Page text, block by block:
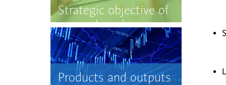
Strategic objective of
research and
development
Products and outputs